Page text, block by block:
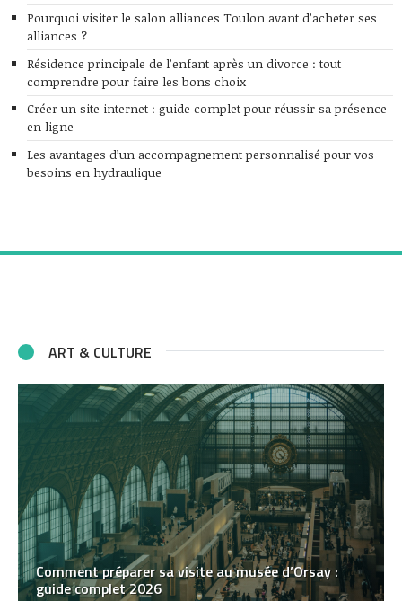
Pourquoi visiter le salon alliances Toulon avant d’acheter ses
alliances ?
Résidence principale de l’enfant après un divorce : tout
comprendre pour faire les bons choix
Créer un site internet : guide complet pour réussir sa présence
en ligne
Les avantages d’un accompagnement personnalisé pour vos
besoins en hydraulique
ART & CULTURE
Comment préparer sa visite au musée d’Orsay :
guide complet 2026